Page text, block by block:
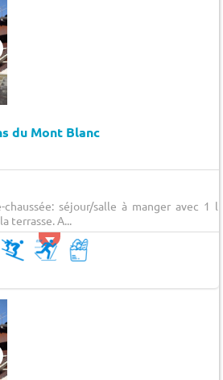
du Mont Blanc
séjour/salle à manger avec 1
terrasse. A...